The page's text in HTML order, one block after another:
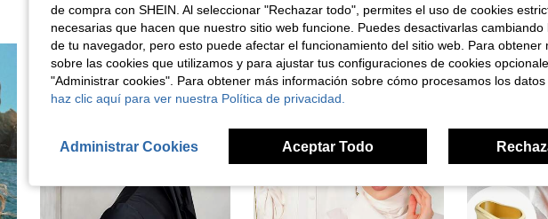
de compra con SHEIN. Al seleccionar "Rechazar todo", permites el uso de cookies
necesarias que hacen que nuestro sitio web funcione. Puedes desactivarlas cambiando
de tu navegador, pero esto puede afectar el funcionamiento del sitio web. Para obtener
sobre las cookies que utilizamos y para ajustar tus configuraciones de cookies
"Administrar cookies". Para obtener más información sobre cómo procesamos los datos
haz clic aquí para ver nuestra Política de privacidad.
Administrar Cookies Aceptar Todo